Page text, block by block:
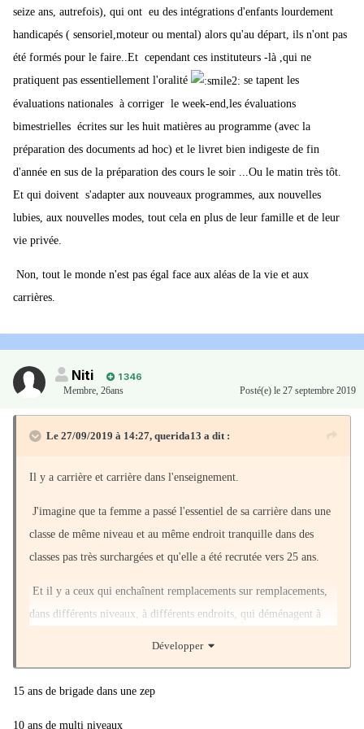
Nous avons un camping car et à chaque vacances en route vers l
aventure
Voilà le recette pour remplir sa mission de service public dans les
meilleurs conditions
seize ans, autrefois), qui ont eu des intégrations d'enfants lourdement
handicapés ( sensoriel,moteur ou mental) alors qu'au départ, ils n'ont pas
été formés pour le faire..Et cependant ces instituteurs -là ,qui ne
pratiquent pas essentiellement l'oralité
se tapent les
évaluations nationales à corriger le week-end,les évaluations
bimestrielles écrites sur les huit matières au programme (avec la
préparation des documents ad hoc) et le livret bien indigeste de fin
d'année en sus de la préparation des cours le soir ...Ou le matin très tôt.
Et qui doivent s'adapter aux nouveaux programmes, aux nouvelles
lubies, aux nouvelles modes, tout cela en plus de leur famille et de leur
vie privée.
Non, tout le monde n'est pas égal face aux aléas de la vie et aux
carrières.
Niti
1 346
Membre, 26ans Posté(e) le 27 septembre 2019
Le 27/09/2019 à 14:27, querida13 a dit :
Il y a carrière et carrière dans l'enseignement.
J'imagine que ta femme a passé l'essentiel de sa carrière dans une
classe de même niveau et au même endroit tranquille dans des
classes pas très surchargées et qu'elle a été recrutée vers 25 ans.
Et il y a ceux qui enchaînent remplacements sur remplacements,
dans différents niveaux, à différents endroits, qui déménagent à
Développer
15 ans de brigade dans une zep
10 ans de multi niveaux